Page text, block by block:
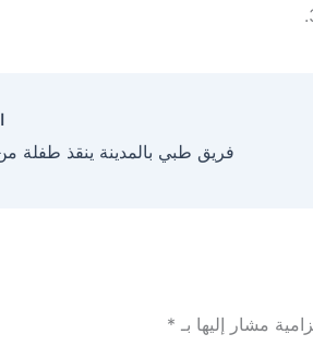
مشار إليها بـ *